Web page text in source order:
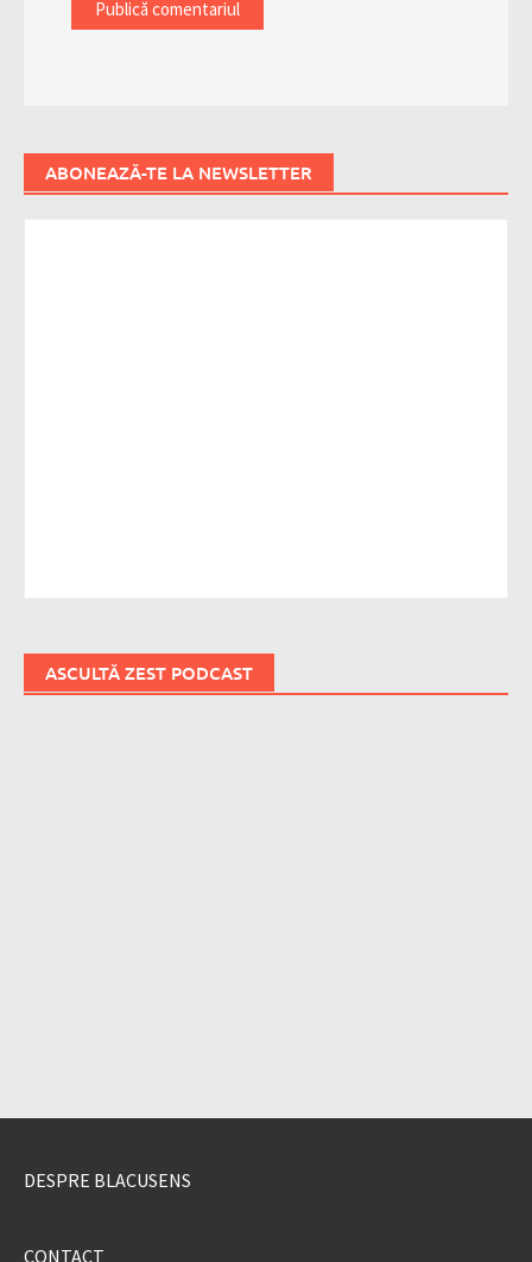
ABONEAZĂ-TE LA NEWSLETTER
ASCULTĂ ZEST PODCAST
DESPRE BLACUSENS
CONTACT